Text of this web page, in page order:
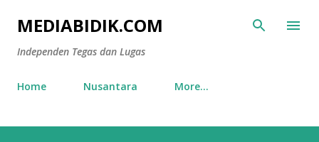
Skip to main content
MEDIABIDIK.COM
Independen Tegas dan Lugas
Home Nusantara More…